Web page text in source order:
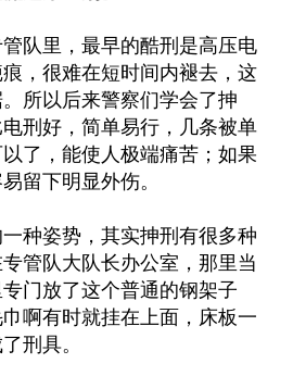
队里，最早的酷刑是高压电
，很难在短时间内褪去，这
所以后来警察们学会了抻
刑好，简单易行，几条被单
了，能使人极端痛苦；如果
留下明显外伤。
种姿势，其实抻刑有很多种
管队大队长办公室，那里当
门放了这个普通的钢架子
啊有时就挂在上面，床板一
刑具。